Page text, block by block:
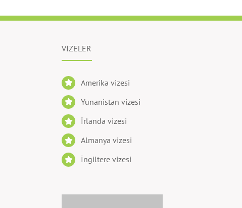
VİZELER
Amerika vizesi
Yunanistan vizesi
İrlanda vizesi
Almanya vizesi
İngiltere vizesi